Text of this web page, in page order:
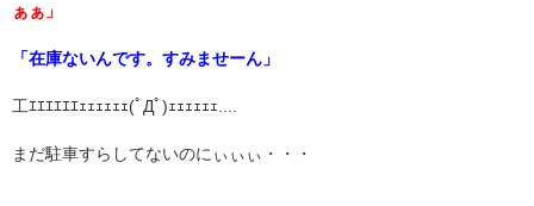
ぁぁ」
「在庫ないんです。すみませーん」
工ｴｴｴｴｴｴｪｪｪｪｪｪ(ﾟДﾟ)ｪｪｪｪｪｪ....
まだ駐車すらしてないのにぃぃぃ・・・